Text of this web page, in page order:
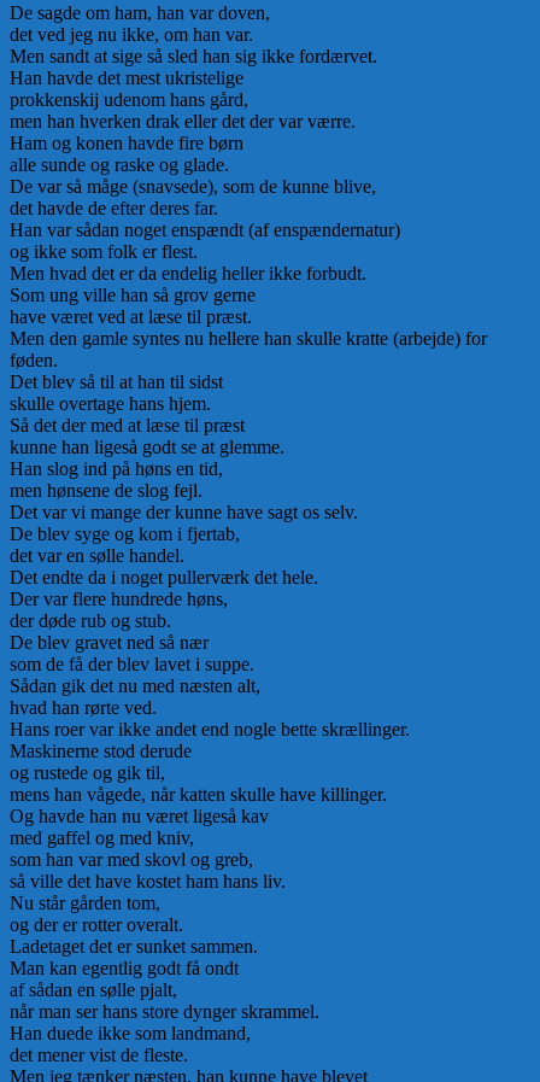
De sagde om ham, han var doven,
det ved jeg nu ikke, om han var.
Men sandt at sige så sled han sig ikke fordærvet.
Han havde det mest ukristelige
prokkenskij udenom hans gård,
men han hverken drak eller det der var værre.
Ham og konen havde fire børn
alle sunde og raske og glade.
De var så måge (snavsede), som de kunne blive,
det havde de efter deres far.
Han var sådan noget enspændt (af enspændernatur)
og ikke som folk er flest.
Men hvad det er da endelig heller ikke forbudt.
Som ung ville han så grov gerne
have været ved at læse til præst.
Men den gamle syntes nu hellere han skulle kratte (arbejde) for
føden.
Det blev så til at han til sidst
skulle overtage hans hjem.
Så det der med at læse til præst
kunne han ligeså godt se at glemme.
Han slog ind på høns en tid,
men hønsene de slog fejl.
Det var vi mange der kunne have sagt os selv.
De blev syge og kom i fjertab,
det var en sølle handel.
Det endte da i noget pullerværk det hele.
Der var flere hundrede høns,
der døde rub og stub.
De blev gravet ned så nær
som de få der blev lavet i suppe.
Sådan gik det nu med næsten alt,
hvad han rørte ved.
Hans roer var ikke andet end nogle bette skrællinger.
Maskinerne stod derude
og rustede og gik til,
mens han vågede, når katten skulle have killinger.
Og havde han nu været ligeså kav
med gaffel og med kniv,
som han var med skovl og greb,
så ville det have kostet ham hans liv.
Nu står gården tom,
og der er rotter overalt.
Ladetaget det er sunket sammen.
Man kan egentlig godt få ondt
af sådan en sølle pjalt,
når man ser hans store dynger skrammel.
Han duede ikke som landmand,
det mener vist de fleste.
Men jeg tænker næsten, han kunne have blevet